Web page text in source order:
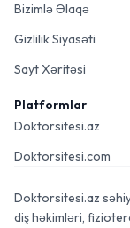
Bizimlə Əlaqə
Gizlilik Siyasəti
Sayt Xəritəsi
Platformlar
Doktorsitesi.az
Doktorsitesi.com
Doktorsitesi.az
diş həkimləri,